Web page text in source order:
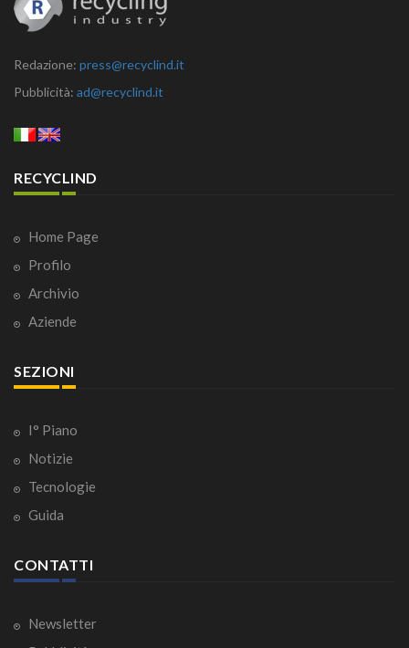
Redazione: press@recyclind.it
Pubblicità: ad@recyclind.it
RECYCLIND
Home Page
Profilo
Archivio
Aziende
SEZIONI
I° Piano
Notizie
Tecnologie
Guida
CONTATTI
Newsletter